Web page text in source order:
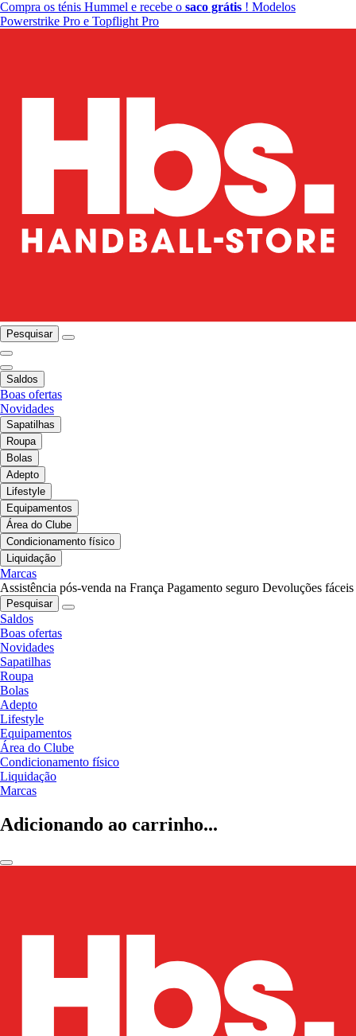
Compra os ténis Hummel e recebe o saco grátis ! Modelos
Powerstrike Pro e Topflight Pro
Pesquisar
Saldos
Boas ofertas
Novidades
Sapatilhas
Roupa
Bolas
Adepto
Lifestyle
Equipamentos
Área do Clube
Condicionamento físico
Liquidação
Marcas
Assistência pós-venda na França Pagamento seguro Devoluções fáceis
Pesquisar
Saldos
Boas ofertas
Novidades
Sapatilhas
Roupa
Bolas
Adepto
Lifestyle
Equipamentos
Área do Clube
Condicionamento físico
Liquidação
Marcas
Adicionando ao carrinho...